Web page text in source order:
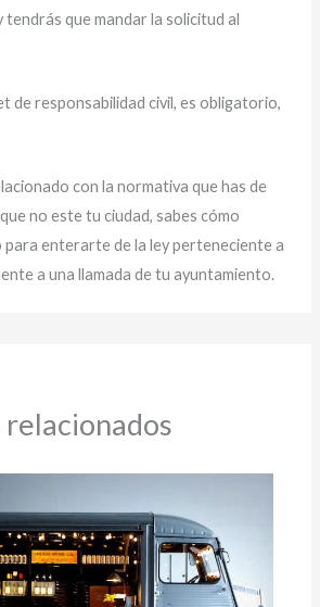
tendrás que mandar la solicitud al
de responsabilidad civil, es obligatorio,
con la normativa que has de
no este tu ciudad, sabes cómo
para enterarte de la ley perteneciente a
a una llamada de tu ayuntamiento.